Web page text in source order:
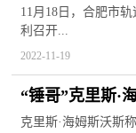
年底实现开通运
11月18日，合肥市
利召开...
2022-11-19
“锤哥”克里斯·
决定将暂时息影
克里斯·海姆斯沃斯